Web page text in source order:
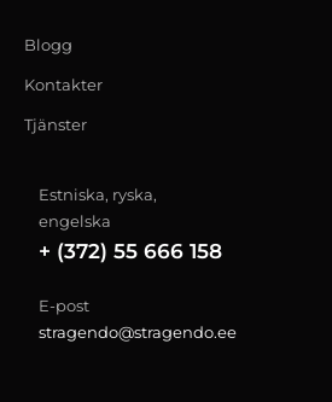
Blogg
Kontakter
Tjänster
Estniska, ryska,
engelska
+ (372) 55 666 158
E-post
stragendo@stragendo.ee